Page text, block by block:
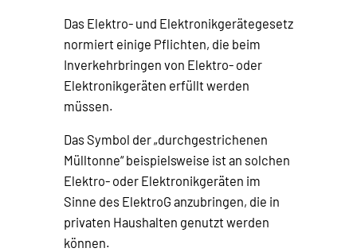
Das Elektro- und Elektronikgerätegesetz
normiert einige Pflichten, die beim
Inverkehrbringen von Elektro- oder
Elektronikgeräten erfüllt werden
müssen.
Das Symbol der „durchgestrichenen
Mülltonne“ beispielsweise ist an solchen
Elektro- oder Elektronikgeräten im
Sinne des ElektroG anzubringen, die in
privaten Haushalten genutzt werden
können.